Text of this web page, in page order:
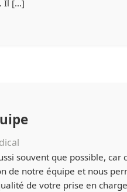
Il […]
souvent que possible, car
de notre équipe et nous
de votre prise en